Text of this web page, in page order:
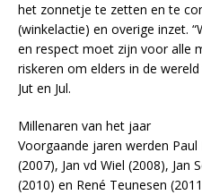
het zonnetje te zetten en te
(winkelactie) en overige inzet.
en respect moet zijn voor alle
riskeren om elders in de
Jut en Jul.
Millenaren van het jaar
Voorgaande jaren werden
(2007), Jan vd Wiel (2008), Jan
(2010) en René Teunesen